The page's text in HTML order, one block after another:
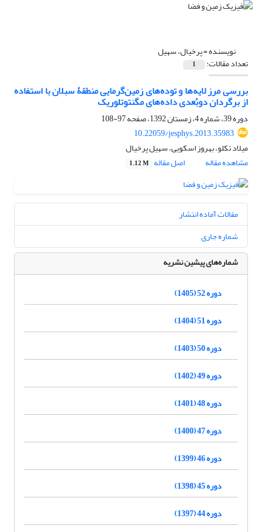
نویسنده =پرخیال، سهیل
تعداد مقالات: 1
بررسی مرز لایه‌‌‌ها و توده‌‌های زمین‌گرمایی منطقۀ سبلان با استفاده
از برگردان دوبُعدی داده‌های مگنتوتلوریک
دوره 39، شماره 4، زمستان 1392، صفحه
97-108
10.22059/jesphys.2013.35983
میلاد تکلو، بهروز اسکویی، سهیل پرخیال
مشاهده مقاله
اصل مقاله 1.12 M
مقالات آماده انتشار
شماره جاری
شماره‌های پیشین نشریه
دوره 52 (1405)
دوره 51 (1404)
دوره 50 (1403)
دوره 49 (1402)
دوره 48 (1401)
دوره 47 (1400)
دوره 46 (1399)
دوره 45 (1398)
دوره 44 (1397)